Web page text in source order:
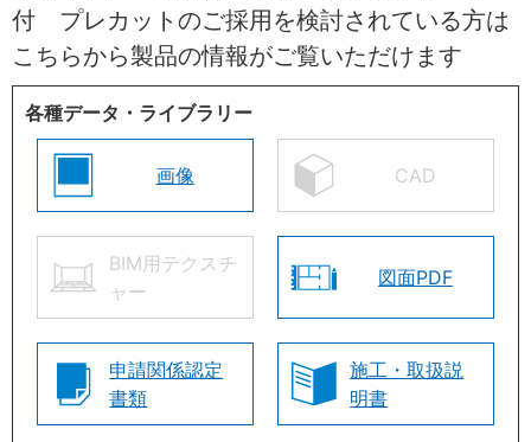
付 プレカットのご採用を検討されている方は
こちらから製品の情報がご覧いただけます
各種データ・ライブラリー
画像 CAD
BIM用テクスチ
ャー
図面PDF
申請関係認定
書類
施工・取扱説
明書